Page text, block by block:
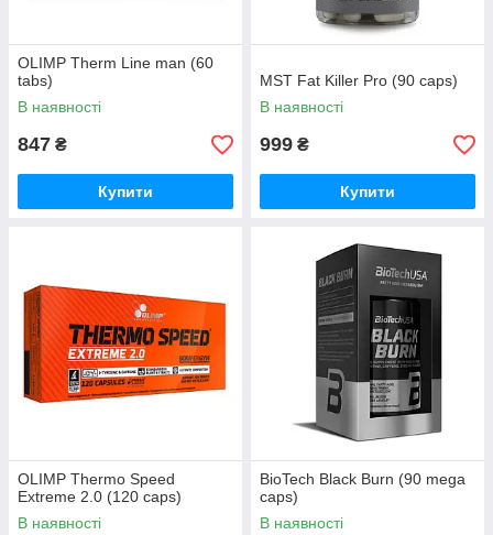
OLIMP Therm Line man (60
tabs)
В наявності
847 ₴
Купити
MST Fat Killer Pro (90 caps)
В наявності
999 ₴
Купити
OLIMP Thermo Speed
Extreme 2.0 (120 caps)
В наявності
BioTech Black Burn (90 mega
caps)
В наявності